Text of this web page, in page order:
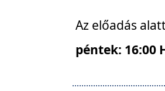
Az előadás
péntek: 16:00